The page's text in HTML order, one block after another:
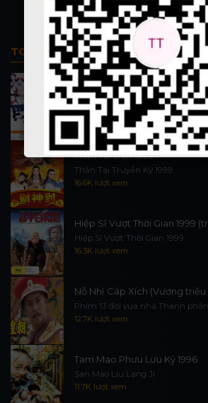
TOP PHIM BỘ
Thi Công Kỳ Án 1997
施公奇案 1997
90.1K lượt xem
Thần Tài Đến 1999
Thần Tài Truyền Kỳ 1999
16.6K lượt xem
Hiệp Sĩ Vượt Thời Gian 1999
Hiệp Sĩ Vượt Thời Gian 1999
16.3K lượt xem
Nỗ Nhĩ Cáp Xích (Vương triều
Phim 13 đời vua nhà Thanh phần
12.7K lượt xem
Tam Mao Phưu Lưu Ký 1996
San Mao Liu Lang Ji
11.7K lượt xem